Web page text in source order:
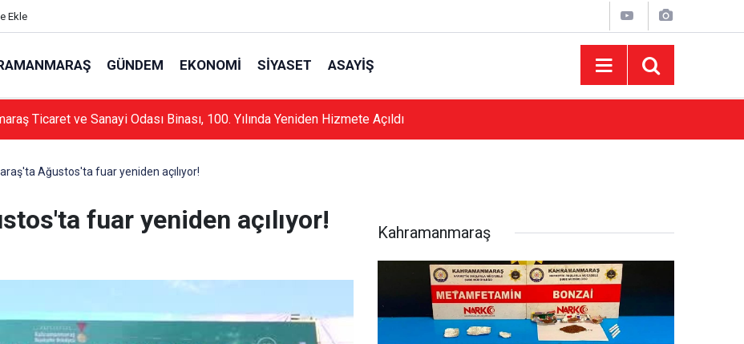
Ekle
GÜNDEM EKONOMI SIYASET ASAYIŞ
Ticaret ve Sanayi Odası Binası, 100. Yılında Yeniden Hizmete Açıldı
Ağustos'ta fuar yeniden açılıyor!
fuar yeniden açılıyor! Kahramanmaraş